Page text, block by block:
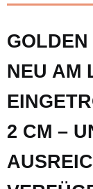
NEU AM
2 CM –